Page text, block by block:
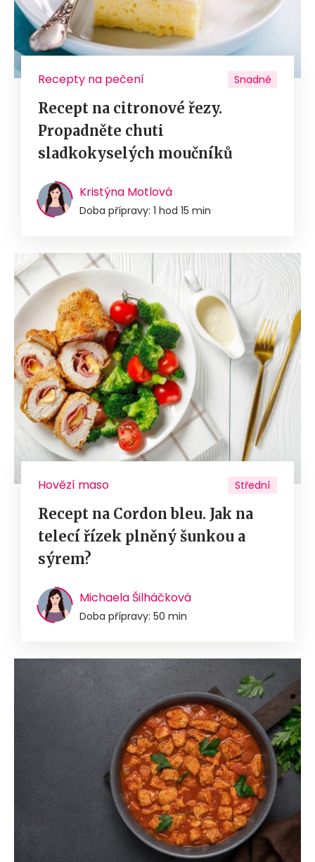
Recepty na pečení Snadné
Recept na citronové řezy.
Propadněte chuti
sladkokyselých moučníků
Kristýna Motlová
Doba přípravy: 1 hod 15 min
Hovězí maso Střední
Recept na Cordon bleu. Jak na
telecí řízek plněný šunkou a
sýrem?
Michaela Šilháčková
Doba přípravy: 50 min